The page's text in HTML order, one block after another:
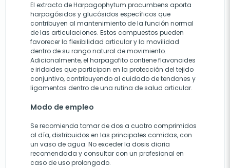
El extracto de Harpagophytum procumbens aporta
harpagósidos y glucósidos específicos que
contribuyen al mantenimiento de la función normal
de las articulaciones. Estos compuestos pueden
favorecer la flexibilidad articular y la movilidad
dentro de su rango natural de movimiento.
Adicionalmente, el harpagofito contiene flavonoides
e iridoides que participan en la protección del tejido
conjuntivo, contribuyendo al cuidado de tendones y
ligamentos dentro de una rutina de salud articular.
Modo de empleo
Se recomienda tomar de dos a cuatro comprimidos
al día, distribuidos en las principales comidas, con
un vaso de agua. No exceder la dosis diaria
recomendada y consultar con un profesional en
caso de uso prolongado.